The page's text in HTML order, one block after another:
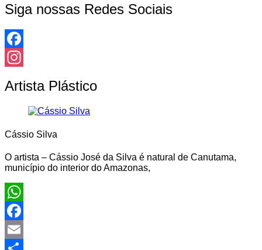
Siga nossas Redes Sociais
Facebook
Artista Plástico
Cássio Silva
O artista – Cássio José da Silva é natural de Canutama,
município do interior do Amazonas,
WhatsApp
Facebook
Email